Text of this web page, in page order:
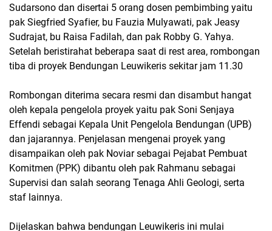
Sudarsono dan disertai 5 orang dosen pembimbing yaitu
pak Siegfried Syafier, bu Fauzia Mulyawati, pak Jeasy
Sudrajat, bu Raisa Fadilah, dan pak Robby G. Yahya.
Setelah beristirahat beberapa saat di rest area, rombongan
tiba di proyek Bendungan Leuwikeris sekitar jam 11.30
Rombongan diterima secara resmi dan disambut hangat
oleh kepala pengelola proyek yaitu pak Soni Senjaya
Effendi sebagai Kepala Unit Pengelola Bendungan (UPB)
dan jajarannya. Penjelasan mengenai proyek yang
disampaikan oleh pak Noviar sebagai Pejabat Pembuat
Komitmen (PPK) dibantu oleh pak Rahmanu sebagai
Supervisi dan salah seorang Tenaga Ahli Geologi, serta
staf lainnya.
Dijelaskan bahwa bendungan Leuwikeris ini mulai